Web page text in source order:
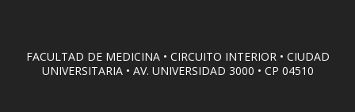
FACULTAD DE MEDICINA • CIRCUITO INTERIOR • CIUDAD
UNIVERSITARIA • AV. UNIVERSIDAD 3000 • CP 04510